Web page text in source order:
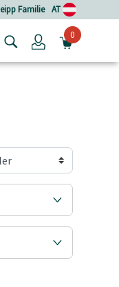
Familie AT
Login0